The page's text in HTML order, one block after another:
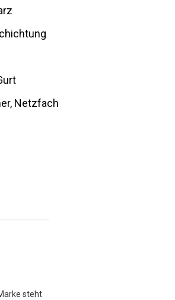
Netzfach
steht